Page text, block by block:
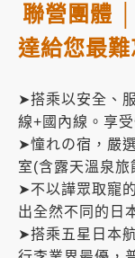
聯營團體
達給您最難
➤搭乘以安全、
線+國內線。享
➤憧れの宿，嚴
室(含露天溫泉旅
➤不以譁眾取寵
出全然不同的日
➤搭乘五星日本